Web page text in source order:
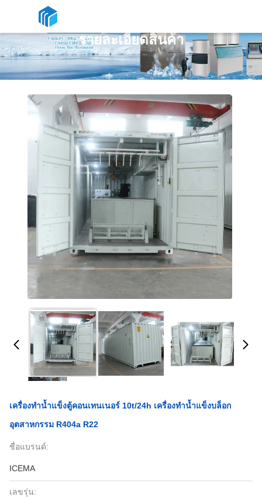
รายละเอียดสินค้า
เครื่องทำน้ำแข็งตู้คอนเทนเนอร์ 10t/24h เครื่องทำน้ำแข็งบล็อก
อุตสาหกรรม R404a R22
ชื่อแบรนด์:
ICEMA
เลขรุ่น: